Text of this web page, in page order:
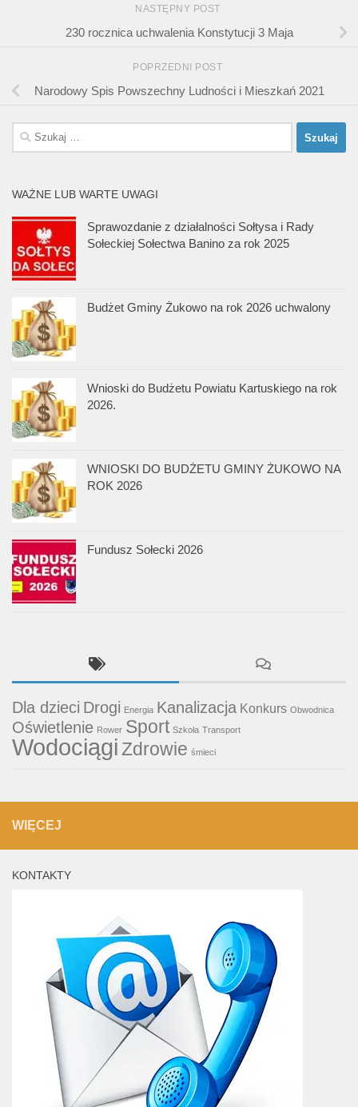
NASTĘPNY POST
230 rocznica uchwalenia Konstytucji 3 Maja
POPRZEDNI POST
Narodowy Spis Powszechny Ludności i Mieszkań 2021
Szukaj:
WAŻNE LUB WARTE UWAGI
Sprawozdanie z działalności Sołtysa i Rady
Sołeckiej Sołectwa Banino za rok 2025
Budżet Gminy Żukowo na rok 2026 uchwalony
Wnioski do Budżetu Powiatu Kartuskiego na rok
2026.
WNIOSKI DO BUDŻETU GMINY ŻUKOWO NA
ROK 2026
Fundusz Sołecki 2026
Dla dzieci Drogi Energia Kanalizacja Konkurs Obwodnica
Oświetlenie Rower Sport Szkoła Transport
WodociągiZdrowie śmieci
WIĘCEJ
KONTAKTY